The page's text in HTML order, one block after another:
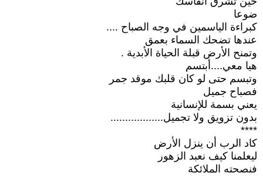
ضوعا
كبراءة الياسمين في وجه الصباح ....
عندها تضحك السماء بعمق
وتمنح الأرض قبلة الحياة الأبدية .
هيا معي....أبتسم
وتبسم حتى لو كان قلبك موقد جمر
فصباح جميل
يعني بسمة للإنسانية
بدون تزويق ولا تجميل..................
****
كاد الرب أن ينزل الأرض
ليعلمنا كيف نعبد الزهور
فنصحته الملائكة